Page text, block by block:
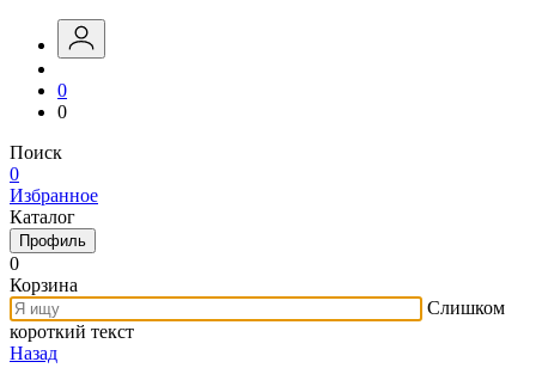
0
0
Поиск
0
Избранное
Каталог
Профиль
0
Корзина
Слишком
короткий текст
Назад